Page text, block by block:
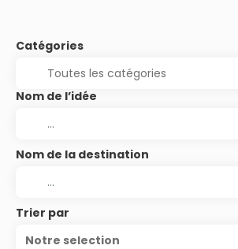
Catégories
Nom de l’idée
Nom de la destination
Trier par
Notre selection